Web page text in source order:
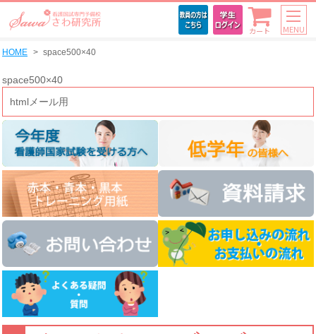
カート MENU
HOME space500×40
space500×40
htmlメール用